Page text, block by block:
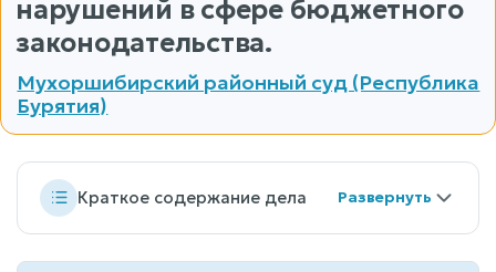
нарушений в сфере бюджетного
законодательства.
Мухоршибирский районный суд (Республика
Бурятия)
Краткое содержание дела